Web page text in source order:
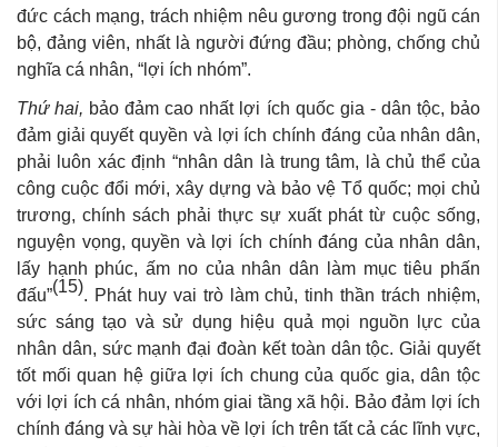
đức cách mạng, trách nhiệm nêu gương trong đội ngũ cán
bộ, đảng viên, nhất là người đứng đầu; phòng, chống chủ
nghĩa cá nhân, “lợi ích nhóm”.
Thứ hai, bảo đảm cao nhất lợi ích quốc gia - dân tộc, bảo
đảm giải quyết quyền và lợi ích chính đáng của nhân dân,
phải luôn xác định “nhân dân là trung tâm, là chủ thể của
công cuộc đổi mới, xây dựng và bảo vệ Tổ quốc; mọi chủ
trương, chính sách phải thực sự xuất phát từ cuộc sống,
nguyện vọng, quyền và lợi ích chính đáng của nhân dân,
lấy hạnh phúc, ấm no của nhân dân làm mục tiêu phấn
đấu”(15). Phát huy vai trò làm chủ, tinh thần trách nhiệm,
sức sáng tạo và sử dụng hiệu quả mọi nguồn lực của
nhân dân, sức mạnh đại đoàn kết toàn dân tộc. Giải quyết
tốt mối quan hệ giữa lợi ích chung của quốc gia, dân tộc
với lợi ích cá nhân, nhóm giai tầng xã hội. Bảo đảm lợi ích
chính đáng và sự hài hòa về lợi ích trên tất cả các lĩnh vực,